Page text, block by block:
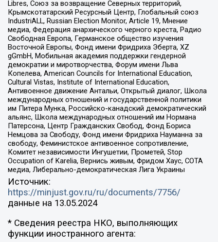
Libres, Союз за возвращение Северных территорий,
Крымскотатарский Ресурсный Центр, Глобальный союз
IndustriALL, Russian Election Monitor, Article 19, Мнение
медиа, Федерация анархического черного креста, Радио
Свободная Европа, Германское общество изучения
Восточной Европы, Фонд имени Фридриха Эберта, XZ
gGmbH, Мобильная академия поддержки гендерной
демократии и миротворчества, Форум имени Льва
Копелева, American Councils for International Education,
Cultural Vistas, Institute of International Education,
Антивоенное движение Антальи, Открытый диалог, Школа
международных отношений и государственной политики
им Питера Мунка, Российско-канадский демократический
альянс, Школа международных отношений им Нормана
Патерсона, Центр Гражданских Свобод, Фонд Бориса
Немцова за Свободу, Фонд имени Фридриха Науманна за
свободу, Феминистское антивоенное сопротивление,
Комитет независимости Ингушетии, Прометей, Stop
Occupation of Karelia, Вернись живым, Фридом Хаус, СОТА
медиа, Либерально-демократическая Лига Украины
Источник:
https://minjust.gov.ru/ru/documents/7756/
данные на 13.05.2024
* Сведения реестра НКО, выполняющих
функции иностранного агента: